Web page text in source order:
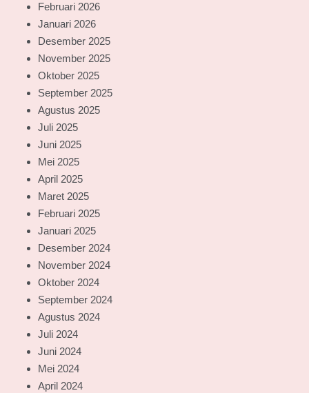
Februari 2026
Januari 2026
Desember 2025
November 2025
Oktober 2025
September 2025
Agustus 2025
Juli 2025
Juni 2025
Mei 2025
April 2025
Maret 2025
Februari 2025
Januari 2025
Desember 2024
November 2024
Oktober 2024
September 2024
Agustus 2024
Juli 2024
Juni 2024
Mei 2024
April 2024